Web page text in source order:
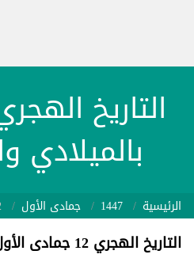
الرئيسية 1447 جمادى الأول
التاريخ الهجري 12 جمادى الأول 1447 الى ميلادي